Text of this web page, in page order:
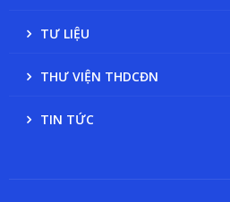
TƯ LIỆU
THƯ VIỆN THDCĐN
TIN TỨC